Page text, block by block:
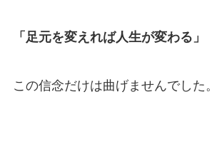
「足元を変えれば人生が変わる」
この信念だけは曲げませんでした。